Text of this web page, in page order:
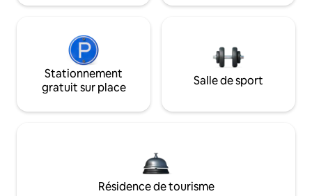
Stationnement
gratuit sur place
Salle de sport
Résidence de tourisme